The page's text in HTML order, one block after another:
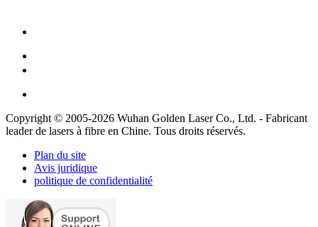
Copyright © 2005-2026 Wuhan Golden Laser Co., Ltd. - Fabricant
leader de lasers à fibre en Chine. Tous droits réservés.
Plan du site
Avis juridique
politique de confidentialité